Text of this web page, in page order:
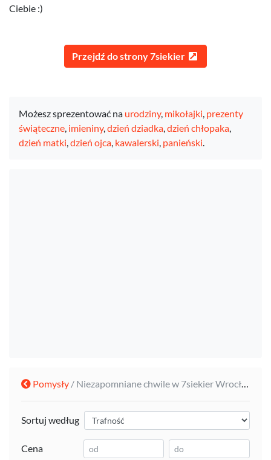
Ciebie :)
Przejdź do strony 7siekier
Możesz sprezentować na urodziny, mikołajki prezenty
świąteczne imieniny, dzień dziadka dzień chłopaka
dzień matki dzień ojca kawalerski panieński
Pomysły / Niezapomniane chwile w 7siekier Wrocław
Sortuj według
Cena